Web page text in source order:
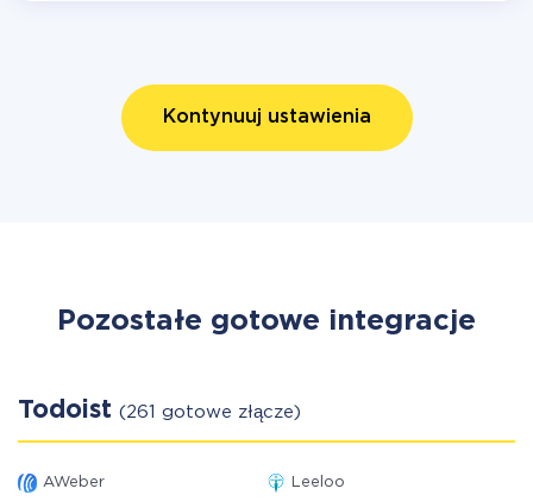
Kontynuuj ustawienia
Pozostałe gotowe integracje
Todoist (261 gotowe złącze)
AWeber Leeloo